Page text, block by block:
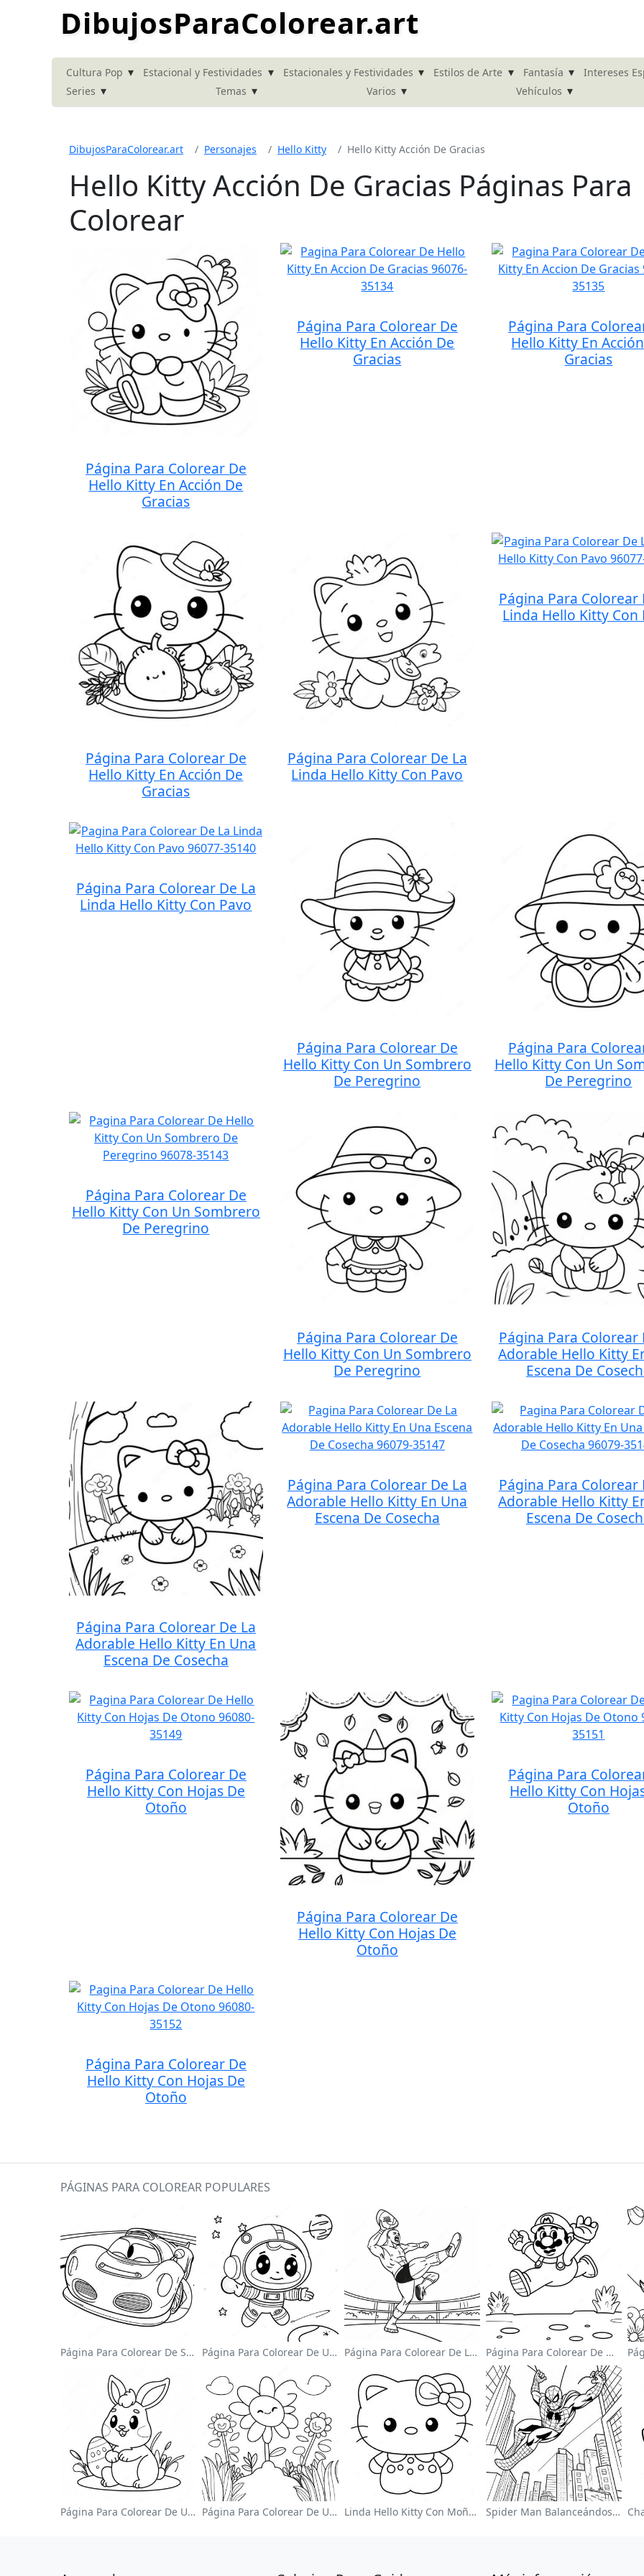
DibujosParaColorear.art
Cultura Pop ▾ Estacional y Festividades ▾ Estacionales y Festividades ▾ Estilos de Arte ▾ Fantasía ▾ Intereses
Series ▾ Temas ▾ Varios ▾ Vehículos ▾
DibujosParaColorear.art Personajes Hello Kitty Hello Kitty Acción De Gracias
Hello Kitty Acción De Gracias Páginas Para
Colorear
Página Para Colorear De
Hello Kitty En Acción De
Gracias
Página Para Colorear De
Hello Kitty En Acción De
Gracias
Página Para
Hello Kitty En
Gracias
Página Para Colorear De
Hello Kitty En Acción De
Gracias
Página Para Colorear De La
Linda Hello Kitty Con Pavo
Página Para Colorear
Linda Hello Kitty Con
Página Para Colorear De La
Linda Hello Kitty Con Pavo
Página Para Colorear De
Hello Kitty Con Un Sombrero
De Peregrino
Página Para
Hello Kitty Con Un
De Peregrino
Página Para Colorear De
Hello Kitty Con Un Sombrero
De Peregrino
Página Para Colorear De
Hello Kitty Con Un Sombrero
De Peregrino
Página Para Colorear
Adorable Hello Kitty
Escena De
Página Para Colorear De La
Adorable Hello Kitty En Una
Escena De Cosecha
Página Para Colorear De La
Adorable Hello Kitty En Una
Escena De Cosecha
Página Para Colorear
Adorable Hello Kitty
Escena De
Página Para Colorear De
Hello Kitty Con Hojas De
Otoño
Página Para Colorear De
Hello Kitty Con Hojas De
Otoño
Página Para
Hello Kitty Con
Otoño
Página Para Colorear De
Hello Kitty Con Hojas De
Otoño
PÁGINAS PARA COLOREAR POPULARES
Página Para Colorear De Sonic El Velocista Página Para Colorear De Un Astronauta Lindo Flotando En El Espacio Página Para Colorear De Luchador De Wwe Saltando Sobre Oponente Página Para Colorear De Mario Saltando Sobre Goombas
Página Para Colorear De Un Lindo Conejo De Pascua Página Para Colorear De Un Jardín De Flores Coloridas Linda Hello Kitty Con Moño Para Colorear Spider Man Balanceándose Por La Ciudad Para Colorear